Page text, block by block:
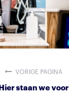
VORIGE PAGINA
Hier staan we voor